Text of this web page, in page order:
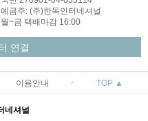
예금주: (주)한독인터네셔널
월~금 택배마감 16:00
연결
이용안내 TOP ▲
네셔널